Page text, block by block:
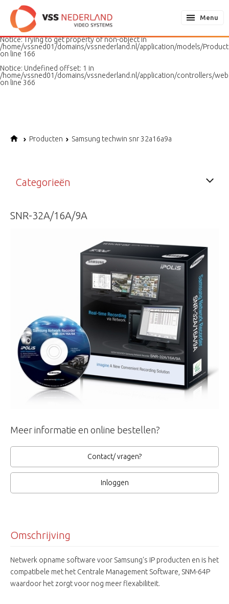
Notice: Undefined variable: page in
/home/vssned01/domains/vssnederland.nl/application/models/
on line
187
Notice: Trying to get property of non-object in
/home/vssned01/domains/vssnederland.nl/application/models/
on line 166
Notice: Undefined offset: 1 in
/home/vssned01/domains/vssnederland.nl/application/controllers/
on line 366
Menu
Producten Samsung techwin snr 32a16a9a
Categorieën
SNR-32A/16A/9A
Meer informatie en online bestellen?
Contact/ vragen?
Inloggen
Omschrijving
Netwerk opname software voor Samsung's IP producten en is het
compatibele met het Centrale Management Software, SNM-64P
waardoor het zorgt voor nog meer flexabiliteit.